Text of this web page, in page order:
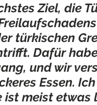
Ziel, die
türkischen
Dafür
und wir
Essen.
meist